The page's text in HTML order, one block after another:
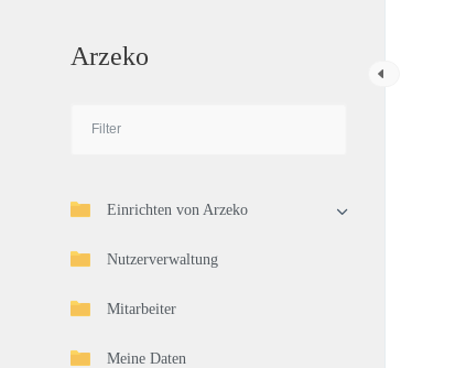
Arzeko
Einrichten von Arzeko
Nutzerverwaltung
Mitarbeiter
Meine Daten